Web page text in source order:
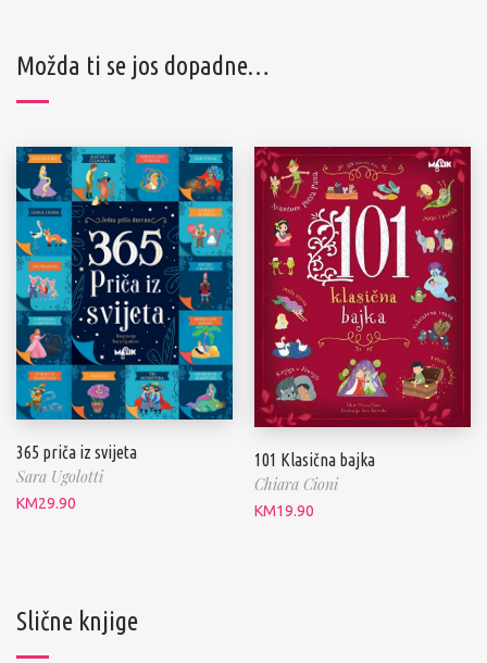
Možda ti se jos dopadne…
365 priča iz svijeta
Sara Ugolotti
KM29.90
101 Klasična bajka
Chiara Cioni
KM19.90
Slične knjige